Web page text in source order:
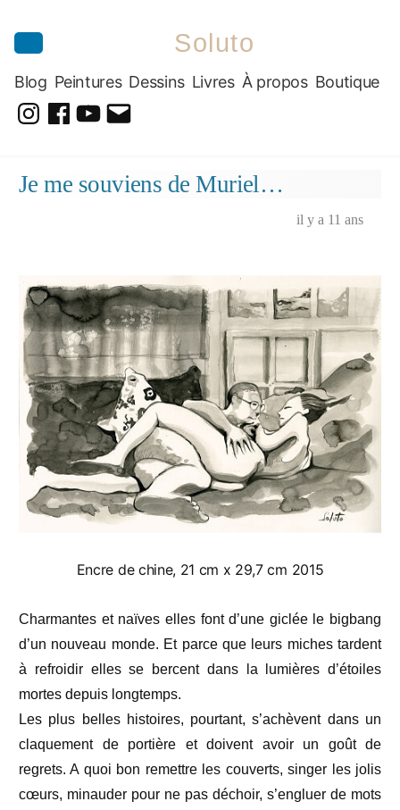
Soluto
Blog Peintures Dessins Livres À propos Boutique
Dessins
Je me souviens de Muriel…
il y a 11 ans
Encre de chine, 21 cm x 29,7 cm 2015
Charmantes et naïves elles font d’une giclée le bigbang
d’un nouveau monde. Et parce que leurs miches tardent
à refroidir elles se bercent dans la lumières d’étoiles
mortes depuis longtemps.
Les plus belles histoires, pourtant, s’achèvent dans un
claquement de portière et doivent avoir un goût de
regrets. A quoi bon remettre les couverts, singer les jolis
cœurs, minauder pour ne pas déchoir, s’engluer de mots